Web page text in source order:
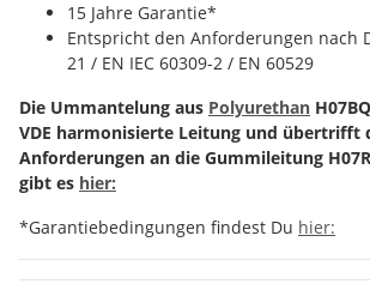
15 Jahre Garantie*
Entspricht den Anforderungen nach
21 / EN IEC 60309-2 / EN 60529
Die Ummantelung aus Polyurethan
VDE harmonisierte Leitung und übertrifft
Anforderungen an die Gummileitung
gibt es hier:
*Garantiebedingungen findest Du hier: